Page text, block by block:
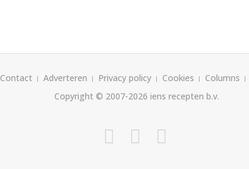
Contact Adverteren Privacy policy Cookies Columns
Copyright © 2007-2026 iens recepten b.v.